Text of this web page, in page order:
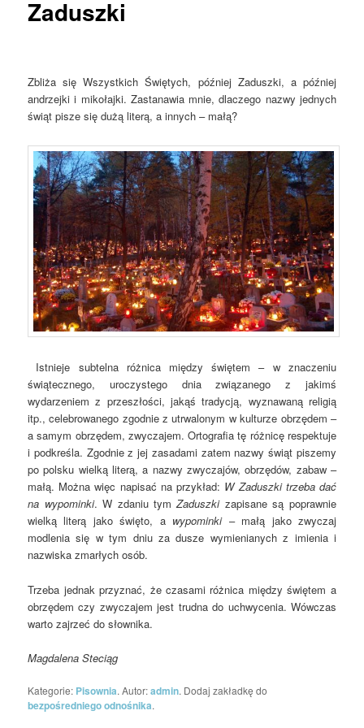
Zaduszki
Zbliża się Wszystkich Świętych, później Zaduszki, a później
andrzejki i mikołajki. Zastanawia mnie, dlaczego nazwy jednych
świąt pisze się dużą literą, a innych – małą?
Istnieje subtelna różnica między świętem – w znaczeniu
świątecznego, uroczystego dnia związanego z jakimś
wydarzeniem z przeszłości, jakąś tradycją, wyznawaną religią
itp., celebrowanego zgodnie z utrwalonym w kulturze obrzędem –
a samym obrzędem, zwyczajem. Ortografia tę różnicę respektuje
i podkreśla. Zgodnie z jej zasadami zatem nazwy świąt piszemy
po polsku wielką literą, a nazwy zwyczajów, obrzędów, zabaw –
małą. Można więc napisać na przykład: W Zaduszki trzeba dać
na wypominki. W zdaniu tymZaduszkizapisane są poprawnie
wielką literą jako święto, a wypominki– małą jako zwyczaj
modlenia się w tym dniu za dusze wymienianych z imienia i
nazwiska zmarłych osób.
Trzeba jednak przyznać, że czasami różnica między świętem a
obrzędem czy zwyczajem jest trudna do uchwycenia. Wówczas
warto zajrzeć do słownika.
Magdalena Steciąg
Kategorie: Pisownia. Autor:admin. Dodaj zakładkę do
bezpośredniego odnośnika.